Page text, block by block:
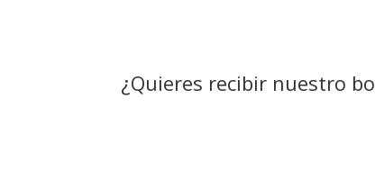
¿Quieres recibir nuestro